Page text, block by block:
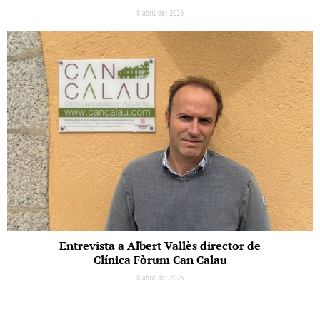
8 abril del 2026
Entrevista a Albert Vallès director de
Clínica Fòrum Can Calau
8 abril del 2026